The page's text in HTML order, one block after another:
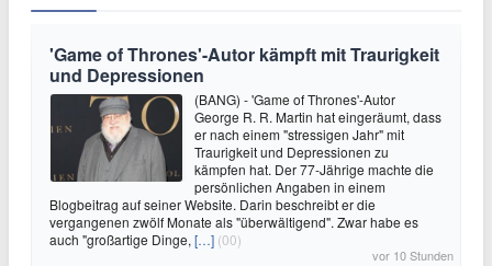
'Game of Thrones'-Autor kämpft mit Traurigkeit
und Depressionen
(BANG) - 'Game of Thrones'-Autor
George R. R. Martin hat eingeräumt, dass
er nach einem "stressigen Jahr" mit
Traurigkeit und Depressionen zu
kämpfen hat. Der 77-Jährige machte die
persönlichen Angaben in einem
Blogbeitrag auf seiner Website. Darin beschreibt er die
vergangenen zwölf Monate als "überwältigend". Zwar habe es
auch "großartige Dinge, […] (00)
vor 10 Stunden